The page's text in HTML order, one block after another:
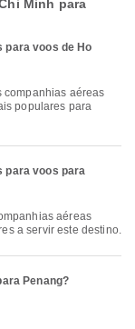
Minh para
para voos de Ho
companhias aéreas
populares para
para voos para
aéreas
a servir este destino.
Penang?